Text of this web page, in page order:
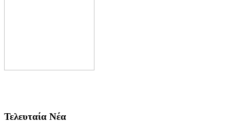
Τελευταία Νέα